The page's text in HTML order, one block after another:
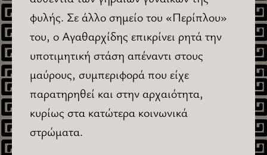
φυλής. Σε άλλο σημείο του «Περίπλου»
του, ο Αγαθαρχίδης επικρίνει ρητά την
υποτιμητική στάση απέναντι στους
μαύρους, συμπεριφορά που είχε
παρατηρηθεί και στην αρχαιότητα,
κυρίως στα κατώτερα κοινωνικά
στρώματα.